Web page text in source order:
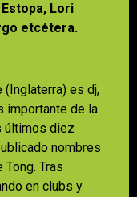
Lori
etcétera.
(Inglaterra) es dj,
importante de la
últimos diez
nombres
Tras
en clubs y